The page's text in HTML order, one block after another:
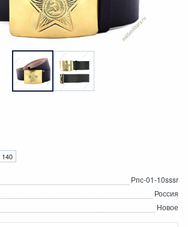
140
Рпс-01-10sssr
Россия
Новое